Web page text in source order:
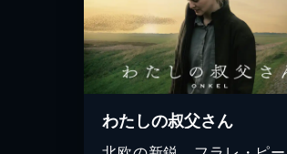
わたしの叔父さん